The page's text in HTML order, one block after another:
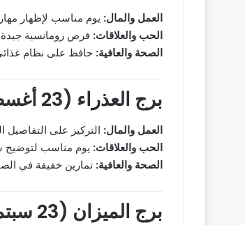
العمل والمال: يوم مناسب لإظهار
الحب والعلاقات: فرص رومانسية
الصحة والعافية: حافظ على نظام
برج العذراء (23 أغسطس – 22 سبتمبر)
العمل والمال: التركيز على
الحب والعلاقات: يوم مناسب لتوضيح
الصحة والعافية: تمارين خفيفة في
برج الميزان (23 سبتمبر – 22 أكتوبر)